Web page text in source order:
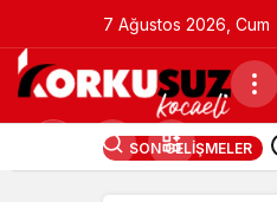
7 Ağustos 2026, Cum
SON GELIŞMELER